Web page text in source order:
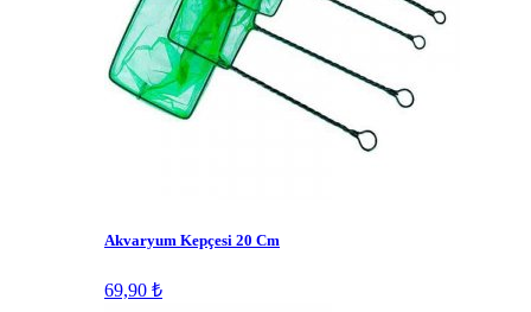
Akvaryum Kepçesi 20 Cm
69,90 ₺